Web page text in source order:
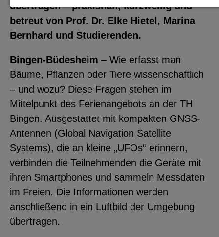
übertragen – praxisnah, kurzweilig und
betreut von Prof. Dr. Elke Hietel, Marina
Bernhard und Studierenden.
Bingen-Büdesheim – Wie erfasst man
Bäume, Pflanzen oder Tiere wissenschaftlich
– und wozu? Diese Fragen stehen im
Mittelpunkt des Ferienangebots an der TH
Bingen. Ausgestattet mit kompakten GNSS-
Antennen (Global Navigation Satellite
Systems), die an kleine „UFOs“ erinnern,
verbinden die Teilnehmenden die Geräte mit
ihren Smartphones und sammeln Messdaten
im Freien. Die Informationen werden
anschließend in ein Luftbild der Umgebung
übertragen.
Notwendige Cookies zur Session-
Verwaltung und für die generelle
notwendig).
EXTERNE MEDIEN
Seitenspezifische Erfassung von
Benutzerdaten durch
Drittanbieter, bspw. über das
Einbinden externer Videos,
Standortdaten oder
Stellenanzeigen.